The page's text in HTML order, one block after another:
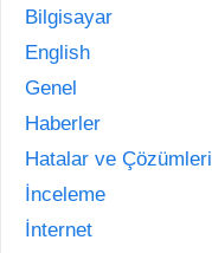
Bilgisayar
English
Genel
Haberler
Hatalar ve Çözümleri
İnceleme
İnternet